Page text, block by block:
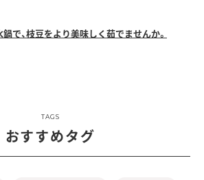
鍋で、枝豆をより美味しく茹でませんか。
TAGS
おすすめタグ